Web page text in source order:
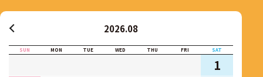
2026.08
SUN MON TUE WED THU FRI SAT
1